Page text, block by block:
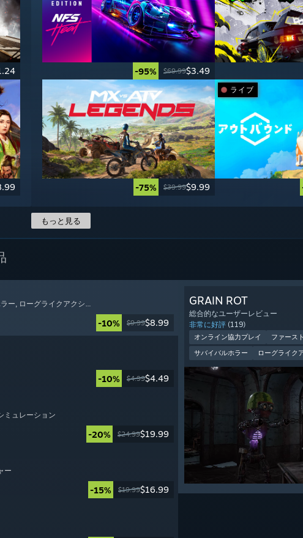
-95% $69.99$3.49
-75% $39.99$9.99
ライブ
もっと見る
ー, ローグライクアクション
-10% $9.99$8.99
-10% $4.99$4.49
ミュレーション
-20% $24.99$19.99
ー
-15% $19.99$16.99
GRAIN ROT
総合的なユーザーレビュー
非常に好評 (119)
オンライン協力プレイ
ファース
サバイバルホラー
ローグライク